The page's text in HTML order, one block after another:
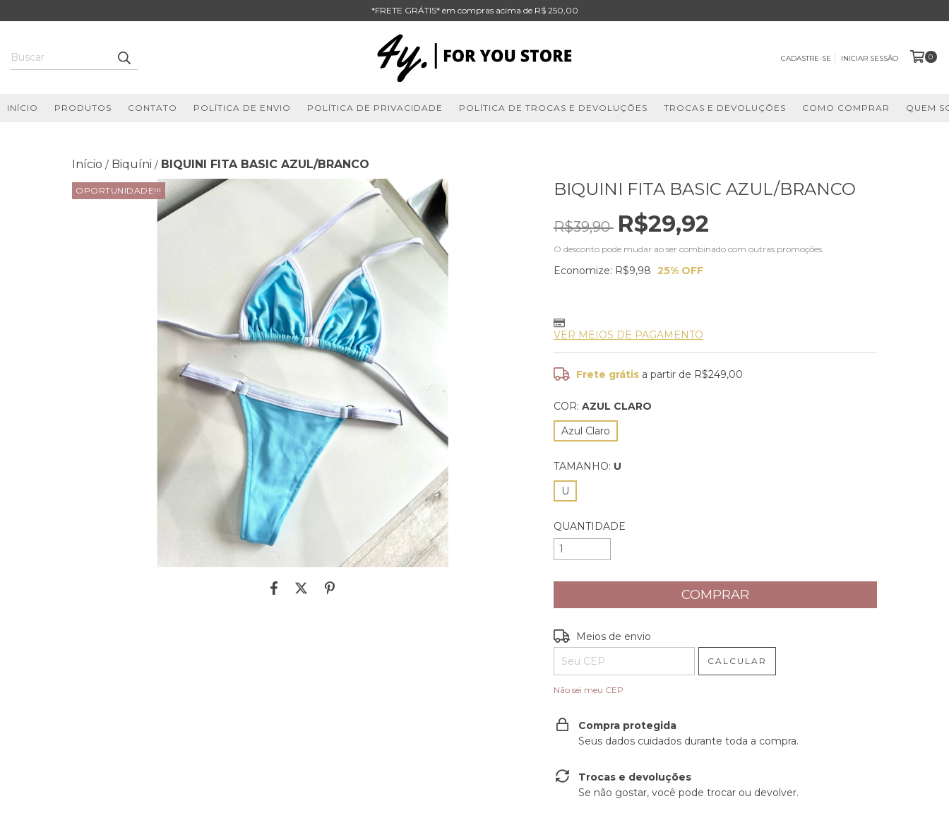
*FRETE GRÁTIS* em compras acima de R$ 250,00
CADASTRE-SE INICIAR SESSÃO 0
INÍCIO PRODUTOS CONTATO POLÍTICA DE ENVIO POLÍTICA DE PRIVACIDADE POLÍTICA DE TROCAS E DEVOLUÇÕES TROCAS E DEVOLUÇÕES COMO COMPRAR QUEM
Início / Biquíni / BIQUINI FITA BASIC AZUL/BRANCO
OPORTUNIDADE!!! BIQUINI FITA BASIC AZUL/BRANCO
R$39,90 R$29,92
O desconto pode mudar ao ser combinado com outras promoções.
Economize: R$9,98 25% OFF
VER MEIOS DE PAGAMENTO
Frete grátis a partir de R$249,00
COR: AZUL CLARO
Azul Claro
TAMANHO: U
U
QUANTIDADE
Entregas para o CEP:
Meios de envio
CALCULAR
Não sei meu CEP
Compra protegida
Seus dados cuidados durante toda a compra.
Trocas e devoluções
Se não gostar, você pode trocar ou devolver.